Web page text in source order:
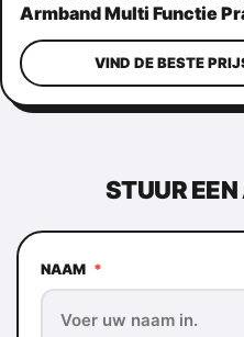
Armband Multi Functie
VIND DE BESTE
STUUR
NAAM *